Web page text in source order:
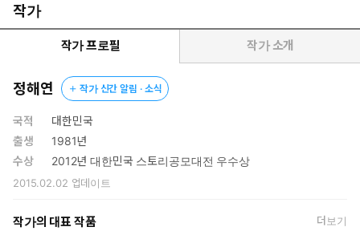
배기지 못할 만큼 탁월한 스토리텔링을 보여준다. 특히나 차근차
근 쌓아 올려 절정의 순간 터지는 클라이맥스의 진상은 한국 미
스터리에서 찾아보기 힘든 반전이 분명하다.
하지만 『홍학의 자리』는 단순히 반전 하나만을 바라보고 치닫는
‘반전 미스터리’가 아니다. 그 반전이 빛나는 것은 짜임새 있는 플롯
과 완성도 높은 캐릭터가 모여 이야기의 재미를 한껏 끌어올렸기 때
문이다. 이 작품의 반전은 충격적일 만큼 놀랍지만 반전을 빼고서도
작품의 매력은 가시지 않는다. 스릴러 작가로서 정해연 작가를 높이
평가하지 않을 수 없는 지점이 바로 여기에 있으며, 곧바로 다음 작
품을 기대하게 만드는 이유도 바로 거기에 있다.
작가
작가 프로필 작가 소개
정해연 작가 신간 알림 · 소식
국적
대한민국
출생
1981년
수상
2012년 대한민국 스토리공모대전 우수상
2015.02.02 업데이트
작가의 대표 작품 더보기